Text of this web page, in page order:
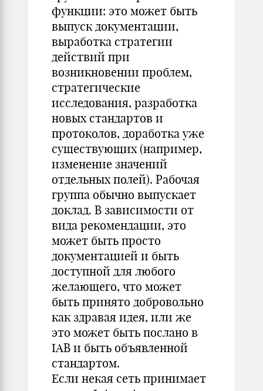
функции: это может быть
выпуск документации,
выработка стратегии
действий при
возникновении проблем,
стратегические
исследования, разработка
новых стандартов и
протоколов, доработка уже
существующих (например,
изменение значений
отдельных полей). Рабочая
группа обычно выпускает
доклад. В зависимости от
вида рекомендации, это
может быть просто
документацией и быть
доступной для любого
желающего, что может
быть принято добровольно
как здравая идея, или же
это может быть послано в
IAB и быть объявленной
стандартом.
Если некая сеть принимает